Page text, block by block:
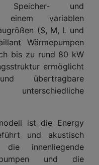
Speicher- und
einem variablen
(S, M, L und
Wärmepumpen
bis zu rund 80 kW
ermöglicht
übertragbare
ist die Energy
und akustisch
innenliegende
und die